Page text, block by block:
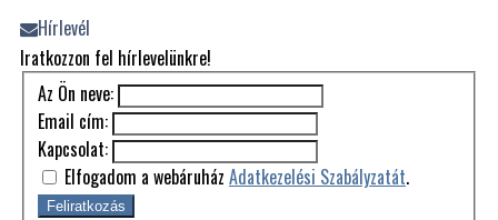
Hírlevél
Iratkozzon fel hírlevelünkre!
Az Ön neve:
Email cím:
Kapcsolat:
Elfogadom a webáruház Adatkezelési Szabályzatát.
Feliratkozás